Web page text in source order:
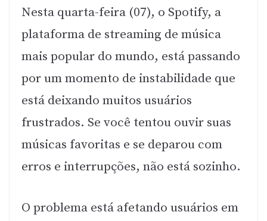
Nesta quarta-feira (07), o Spotify, a
plataforma de streaming de música
mais popular do mundo, está passando
por um momento de instabilidade que
está deixando muitos usuários
frustrados. Se você tentou ouvir suas
músicas favoritas e se deparou com
erros e interrupções, não está sozinho.
O problema está afetando usuários em